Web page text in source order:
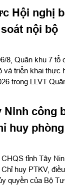
làm nhiệm vụ
Hội nghị
nội bộ
8, Quân khu 7
và triển khai thực
trong LLVT
Ninh công
huy
tỉnh Tây
huy PTKV,
quyền của Bộ